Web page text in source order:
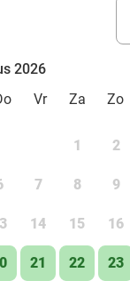
2026
Vr Za Zo
1 2
7 8 9
14 15 16
21 22 23